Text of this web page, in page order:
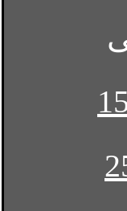
150
حلقه 25